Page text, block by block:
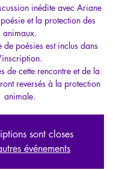
inédite avec Ariane
et la protection des
animaux.
poésies est inclus dans
de cette rencontre et de la
reversés à la protection
sont closes
événements